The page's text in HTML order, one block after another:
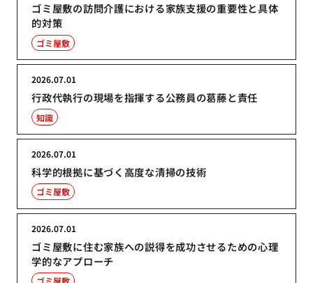
ゴミ屋敷の訪問介護における家族支援の重要性と具体
的対策
ゴミ屋敷
行政代執行の現場を指揮する公務員の葛藤と責任
2026.07.01
知識
科学的根拠に基づく高度な清掃の技術
2026.07.01
ゴミ屋敷
ゴミ屋敷に住む家族への説得を成功させるための心理
学的なアプローチ
2026.07.01
ゴミ屋敷